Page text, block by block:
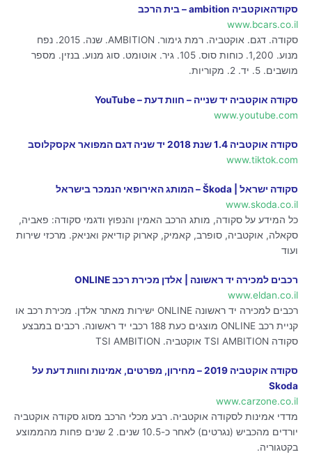
סקודהאוקטביה ambition – בית הרכב
www.bcars.co.il
סקודה. דגם. אוקטביה. רמת גימור. AMBITION. שנה. 2015. נפח
מנוע. 1,200. כוחות סוס. 105. גיר. אוטומט. סוג מנוע. בנזין. מספר
מושבים. 5. יד. 2. מקוריות.
סקודה אוקטביה יד שנייה – חוות דעת – YouTube
www.youtube.com
סקודה אוקטביה 1.4 שנת 2018 יד שניה דגם המפואר אקסקלוסב
www.tiktok.com
סקודה ישראל | Škoda – המותג האירופאי הנמכר בישראל
www.skoda.co.il
כל המידע על סקודה, מותג הרכב האמין והנפוץ ודגמי סקודה: פאביה,
סקאלה, אוקטביה, סופרב, קאמיק, קארוק קודיאק ואניאק. מרכזי שירות
ועוד
רכבים למכירה יד ראשונה | אלדן מכירת רכב ONLINE
www.eldan.co.il
רכבים למכירה יד ראשונה ONLINE ישירות מאתר אלדן. מכירת רכב או
קניית רכב ONLINE מוצגים כעת 188 רכבי יד ראשונה. רכבים במבצע
סקודה TSI AMBITION אוקטביה. TSI AMBITION
סקודה אוקטביה 2019 – מחירון, מפרטים, אמינות וחוות דעת על
Skoda
www.carzone.co.il
מדדי אמינות לסקודה אוקטביה. רבע מכלי הרכב מסוג סקודה אוקטביה
יורדים מהכביש (נגרטים) לאחר כ-10.5 שנים. 2 שנים פחות מהממוצע
בקטגוריה.